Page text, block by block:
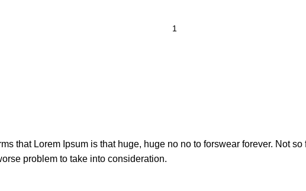
that Lorem Ipsum is that huge, huge no no to forswear forever. Not
problem to take into consideration.